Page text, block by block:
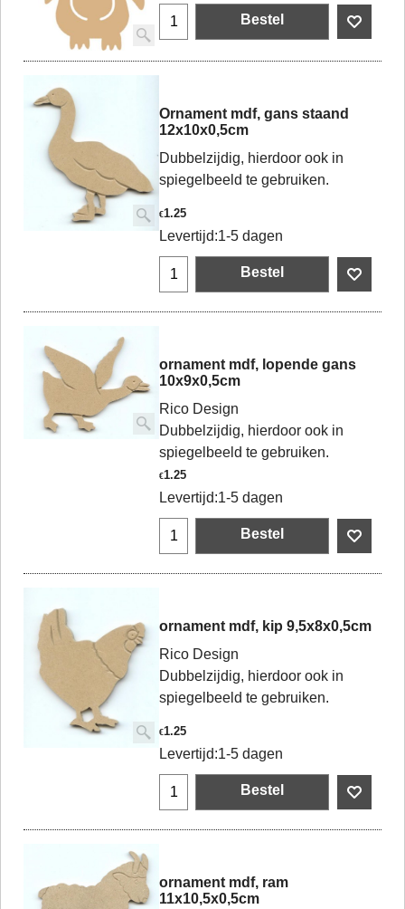
Bestel
Ornament mdf, gans staand
12x10x0,5cm
Dubbelzijdig, hierdoor ook in
spiegelbeeld te gebruiken.
€1.25
Levertijd:1-5 dagen
Bestel
ornament mdf, lopende gans
10x9x0,5cm
Rico Design
Dubbelzijdig, hierdoor ook in
spiegelbeeld te gebruiken.
€1.25
Levertijd:1-5 dagen
Bestel
ornament mdf, kip 9,5x8x0,5cm
Rico Design
Dubbelzijdig, hierdoor ook in
spiegelbeeld te gebruiken.
€1.25
Levertijd:1-5 dagen
Bestel
ornament mdf, ram
11x10,5x0,5cm